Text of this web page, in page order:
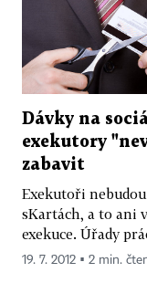
Dávky na
exekutory
zabavit
Exekutoři
sKartách, a to ani
exekuce. Úřady
19. 7. 2012 ▪ 2 min.